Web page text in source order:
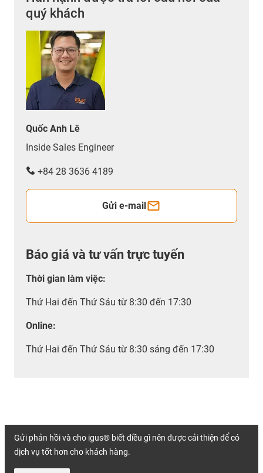
quý khách
Quốc Anh Lê
Inside Sales Engineer
+84 28 3636 4189
Gửi e-mail
Báo giá và tư vấn trực tuyến
Thời gian làm việc:
Thứ Hai đến Thứ Sáu từ 8:30 đến 17:30
Online:
Thứ Hai đến Thứ Sáu từ 8:30 sáng đến 17:30
Gửi phản hồi và cho igus® biết điều gì nên được cải thiện để có
dịch vụ tốt hơn cho khách hàng.